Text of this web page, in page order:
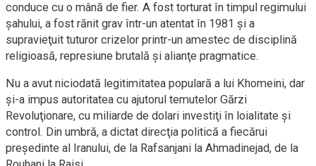
conduce cu o mână de fier. A fost torturat în timpul regimului
şahului, a fost rănit grav într-un atentat în 1981 şi a
supravieţuit tuturor crizelor printr-un amestec de disciplină
religioasă, represiune brutală şi alianţe pragmatice.
Nu a avut niciodată legitimitatea populară a lui Khomeini, dar
şi-a impus autoritatea cu ajutorul temutelor Gărzi
Revoluţionare, cu miliarde de dolari investiţi în loialitate şi
control. Din umbră, a dictat direcţia politică a fiecărui
preşedinte al Iranului, de la Rafsanjani la Ahmadinejad, de la